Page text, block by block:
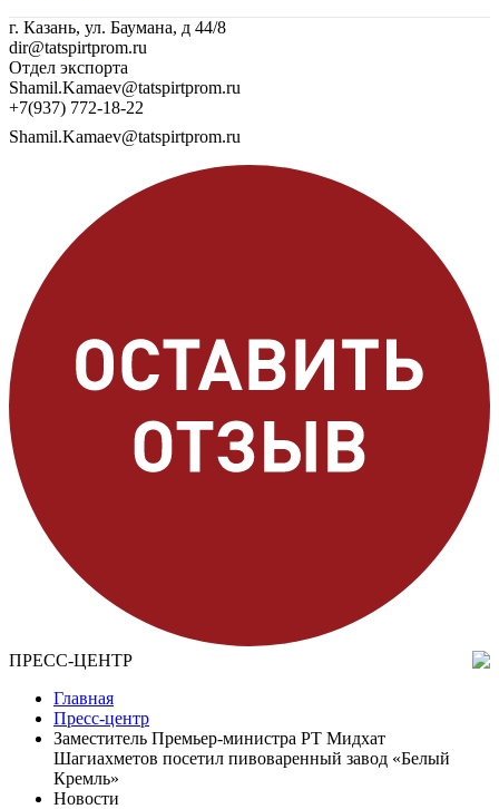
г. Казань, ул. Баумана, д 44/8
dir@tatspirtprom.ru
Отдел экспорта
Shamil.Kamaev@tatspirtprom.ru
+7(937) 772-18-22
Shamil.Kamaev@tatspirtprom.ru
ПРЕСС-ЦЕНТР
Главная
Пресс-центр
Заместитель Премьер-министра РТ Мидхат
Шагиахметов посетил пивоваренный завод «Белый
Кремль»
Новости